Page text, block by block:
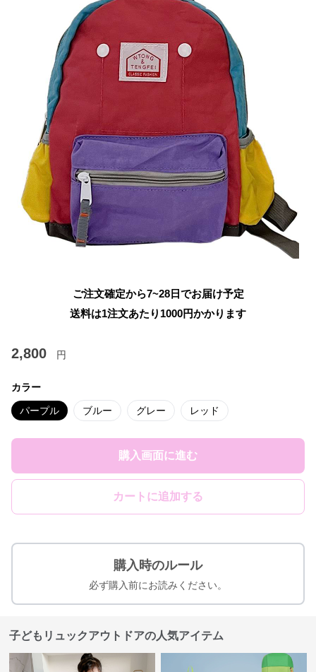
ご注文確定から7~28日でお届け予定
送料は1注文あたり 1000円かかります
2,800 円
カラー
パープル ブルー グレー レッド
購入画面に進む
カートに追加する
購入時のルール
必ず購入前にお読みください。
子どもリュックアウトドアの人気アイテム